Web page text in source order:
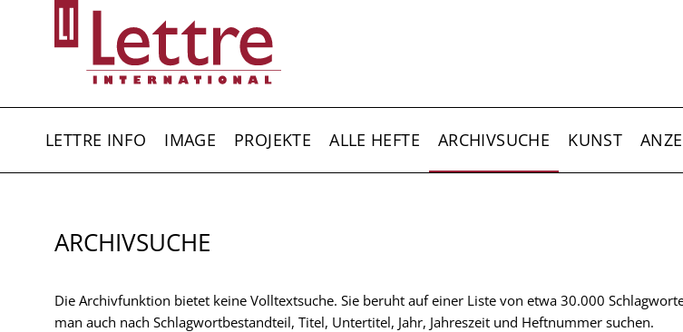
LETTRE INFO IMAGE PROJEKTE ALLE HEFTE ARCHIVSUCHE KUNST
ARCHIVSUCHE
Die Archivfunktion bietet keine Volltextsuche. Sie beruht auf einer Liste von etwa 30.000
man auch nach Schlagwortbestandteil, Titel, Untertitel, Jahr, Jahreszeit und Heftnummer suchen.